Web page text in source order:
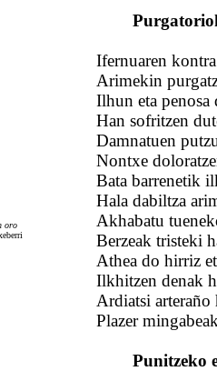
oro
Ifernuaren
Arimekin
Ilhun eta penosa
Han sofritzen
Damnatuen
Nontxe
Bata barrenetik
Hala dabiltza
Akhabatu
Berzeak tristeki
Athea do hirriz
Ilkhitzen denak
Ardiatsi arteraño
Plazer
Punitzeko